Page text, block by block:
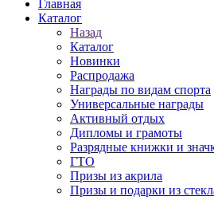
Главная
Каталог
Назад
Каталог
Новинки
Распродажа
Награды по видам спорта
Универсальные награды
Активный отдых
Дипломы и грамоты
Разрядные книжки и
ГТО
Призы из акрила
Призы и подарки из